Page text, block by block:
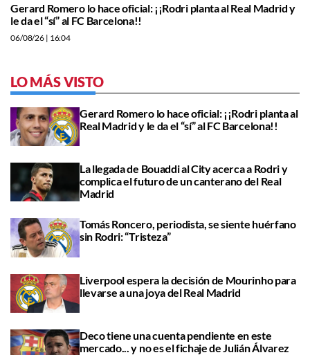
Gerard Romero lo hace oficial: ¡¡Rodri planta al Real Madrid y
le da el “sí” al FC Barcelona!!
06/08/26 | 16:04
LO MÁS VISTO
Gerard Romero lo hace oficial: ¡¡Rodri planta al
Real Madrid y le da el “sí” al FC Barcelona!!
La llegada de Bouaddi al City acerca a Rodri y
complica el futuro de un canterano del Real
Madrid
Tomás Roncero, periodista, se siente huérfano
sin Rodri: “Tristeza”
Liverpool espera la decisión de Mourinho para
llevarse a una joya del Real Madrid
Deco tiene una cuenta pendiente en este
mercado... y no es el fichaje de Julián Álvarez